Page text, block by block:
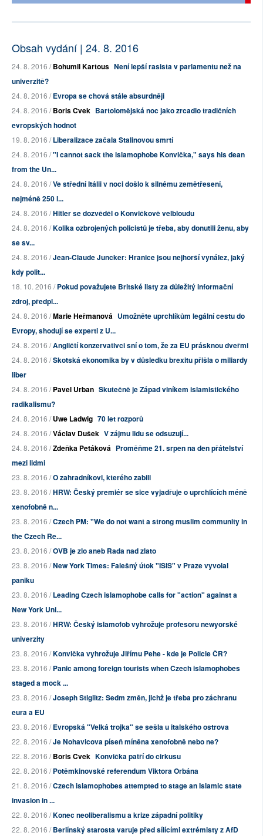
Obsah vydání | 24. 8. 2016
24. 8. 2016 /Bohumil Kartous Není lepší rasista v parlamentu než na
univerzitě?
24. 8. 2016 /Evropa se chová stále absurdněji
24. 8. 2016 /Boris Cvek Bartolomějská noc jako zrcadlo tradičních
evropských hodnot
19. 8. 2016 /Liberalizace začala Stalinovou smrtí
24. 8. 2016 /"I cannot sack the islamophobe Konvička," says his dean
from the Un...
24. 8. 2016 /Ve střední Itálii v noci došlo k silnému zemětřesení,
nejméně 250 l...
24. 8. 2016 /Hitler se dozvěděl o Konvičkově velbloudu
24. 8. 2016 /Kolika ozbrojených policistů je třeba, aby donutili ženu, aby
se sv...
24. 8. 2016 /Jean-Claude Juncker: Hranice jsou nejhorší vynález, jaký
kdy polit...
18. 10. 2016 /Pokud považujete Britské listy za důležitý informační
zdroj, předpl...
24. 8. 2016 /Marie Heřmanová Umožněte uprchlíkům legální cestu do
Evropy, shodují se experti z U...
24. 8. 2016 /Angličtí konzervativci sní o tom, že za EU prásknou dveřmi
24. 8. 2016 /Skotská ekonomika by v důsledku brexitu přišla o miliardy
liber
24. 8. 2016 /Pavel Urban Skutečně je Západ viníkem islamistického
radikalismu?
24. 8. 2016 /Uwe Ladwig 70 let rozporů
24. 8. 2016 /Václav Dušek V zájmu lidu se odsuzují...
24. 8. 2016 /Zdeňka Petáková Proměňme 21. srpen na den přátelství
mezi lidmi
23. 8. 2016 /O zahradníkovi, kterého zabili
23. 8. 2016 /HRW: Český premiér se sice vyjadřuje o uprchlících méně
xenofobně n...
23. 8. 2016 /Czech PM: "We do not want a strong muslim community in
the Czech Re...
23. 8. 2016 /OVB je zlo aneb Rada nad zlato
23. 8. 2016 /New York Times: Falešný útok "ISIS" v Praze vyvolal
paniku
23. 8. 2016 /Leading Czech islamophobe calls for "action" against a
New York Uni...
23. 8. 2016 /HRW: Český islamofob vyhrožuje profesoru newyorské
univerzity
23. 8. 2016 /Konvička vyhrožuje Jiřímu Pehe - kde je Policie ČR?
23. 8. 2016 /Panic among foreign tourists when Czech islamophobes
staged a mock ...
23. 8. 2016 /Joseph Stiglitz: Sedm změn, jichž je třeba pro záchranu
eura a EU
23. 8. 2016 /Evropská "Velká trojka" se sešla u italského ostrova
22. 8. 2016 /Je Nohavicova píseň míněna xenofobně nebo ne?
22. 8. 2016 /Boris Cvek Konvička patří do cirkusu
22. 8. 2016 /Potěmkinovské referendum Viktora Orbána
21. 8. 2016 /Czech islamophobes attempted to stage an Islamic state
invasion in ...
22. 8. 2016 /Konec neoliberalismu a krize západní politiky
22. 8. 2016 /Berlínský starosta varuje před sílícími extrémisty z AfD